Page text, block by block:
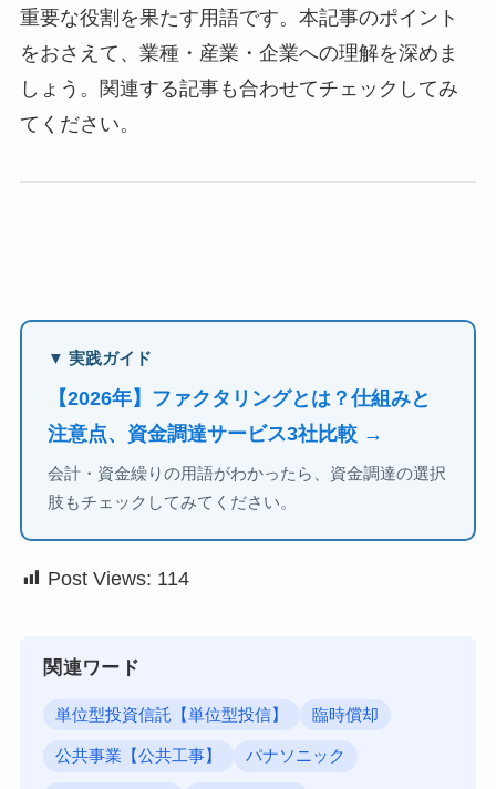
重要な役割を果たす用語です。本記事のポイント
をおさえて、業種・産業・企業への理解を深めま
しょう。関連する記事も合わせてチェックしてみ
てください。
▼ 実践ガイド
【2026年】ファクタリングとは？仕組みと
注意点、資金調達サービス3社比較 →
会計・資金繰りの用語がわかったら、資金調達の選択
肢もチェックしてみてください。
Post Views: 114
関連ワード
単位型投資信託【単位型投信】 臨時償却
公共事業【公共工事】 パナソニック